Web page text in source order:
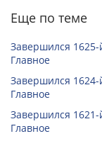
Еще по теме
Завершился
Главное
Завершился
Главное
Завершился
Главное